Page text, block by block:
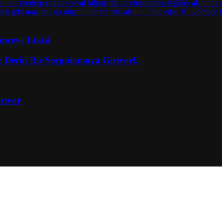
Etkisi
Derin Bir Sorgulamaya Giriyor!.